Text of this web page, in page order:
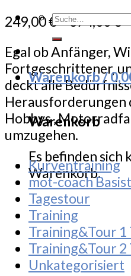
Suche
Warenkorb /
Warenkorb
Es befinden sich
Warenkorb.
249,00€–374,00€
Egal ob Anfänger,
Fortgeschrittener,
deckt alle
Herausforderungen
Hobbys
umzugehen.
Kurventraining
mot-coach
Tagestour
Training
Training&Tour 1
Training&Tour 2
Unkategorisiert